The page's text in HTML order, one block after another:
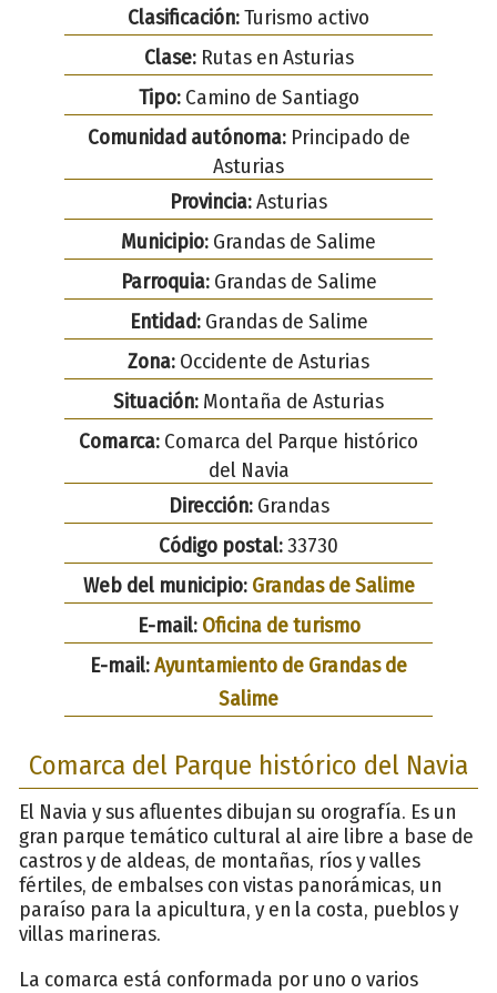
Clasificación:Turismo activo
Clase:Rutas en Asturias
Tipo:Camino de Santiago
Comunidad autónoma:Principado de
Asturias
Provincia:Asturias
Municipio: Grandas de Salime
Parroquia:Grandas de Salime
Entidad:Grandas de Salime
Zona: Occidente de Asturias
Situación: Montaña de Asturias
Comarca: Comarca del Parque histórico
del Navia
Dirección:Grandas
Código postal:33730
Web del municipio: Grandas de Salime
E-mail: Oficina de turismo
E-mail:Ayuntamiento de Grandas de
Salime
Comarca del Parque histórico del Navia
El Navia y sus afluentes dibujan su orografía. Es un
gran parque temático cultural al aire libre a base de
castros y de aldeas, de montañas, ríos y valles
fértiles, de embalses con vistas panorámicas, un
paraíso para la apicultura, y en la costa, pueblos y
villas marineras.
La comarca está conformada por uno o varios